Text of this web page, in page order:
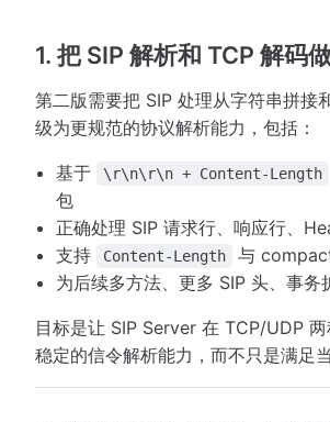
1. 把 SIP 解析和 TCP 解码
第二版需要把 SIP 处理从字符串拼接
级为更规范的协议解析能力，包括：
基于 \r\n\r\n + Content-Length
包
正确处理 SIP 请求行、响应行、
支持
Content-Length
与
为后续多方法、更多 SIP 头、事务
目标是让 SIP Server 在 TCP/UDP
稳定的信令解析能力，而不只是满足